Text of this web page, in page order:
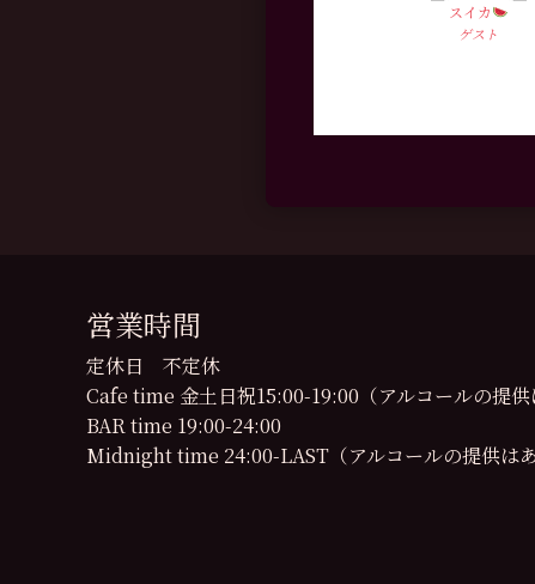
スイカ
ゲスト
営業時間
定休日 不定休
Cafe time 金土日祝15:00-19:00（アルコールの提供
BAR time 19:00-24:00
Midnight time 24:00-LAST（アルコールの提供はあ